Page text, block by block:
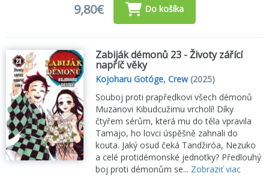
9,80€ Do košíka
Zabiják démonů 23 - Životy zářící
napříč věky
Kojoharu Gotóge,Crew(2025)
Souboj proti prapředkovi všech démonů
Muzanovi Kibudcužimu vrcholí! Díky
čtyřem sérům, která mu do těla vpravila
Tamajo, ho lovci úspěšně zahnali do
kouta. Jaký osud čeká Tandžiróa, Nezuko
a celé protidémonské jednotky? Předlouhý
boj proti démonům se... Zobraziť viac